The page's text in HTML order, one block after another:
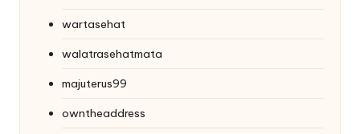
wartasehat
walatrasehatmata
majuterus99
owntheaddress